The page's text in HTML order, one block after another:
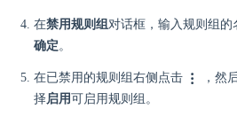
在禁用规则组对话框，输入规则组的
确定。
在已禁用的规则组右侧点击
，然
择启用可启用规则组。